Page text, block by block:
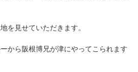
を見せていただきます。
から阪根博兄が津にやってこられます